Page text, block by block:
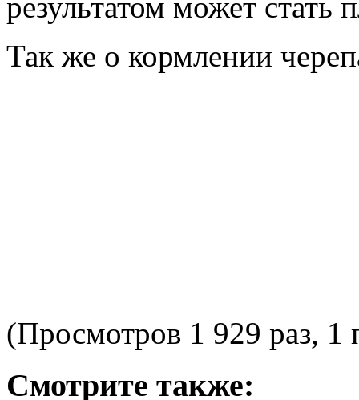
Так же о кормлении
(Просмотров 1 929 раз, 1
Смотрите также: